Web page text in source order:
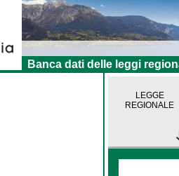
Banca dati delle leggi
LEGGE
REGIONALE